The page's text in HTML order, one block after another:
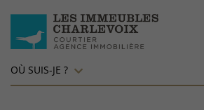
OÙ SUIS-JE ?